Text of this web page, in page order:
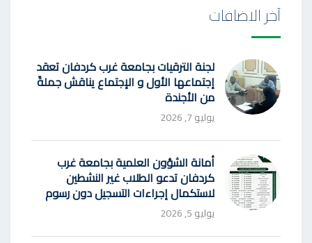
آخر الاضافات
لجنة الترقيات بجامعة غرب كردفان تعقد
إجتماعها الأول و الإجتماع يناقش جملةً
من الأجندة
يوليو 7, 2026
أمانة الشؤون العلمية بجامعة غرب
كردفان تدعو الطلاب غير النشطين
لاستكمال إجراءات التسجيل دون رسوم
يوليو 5, 2026